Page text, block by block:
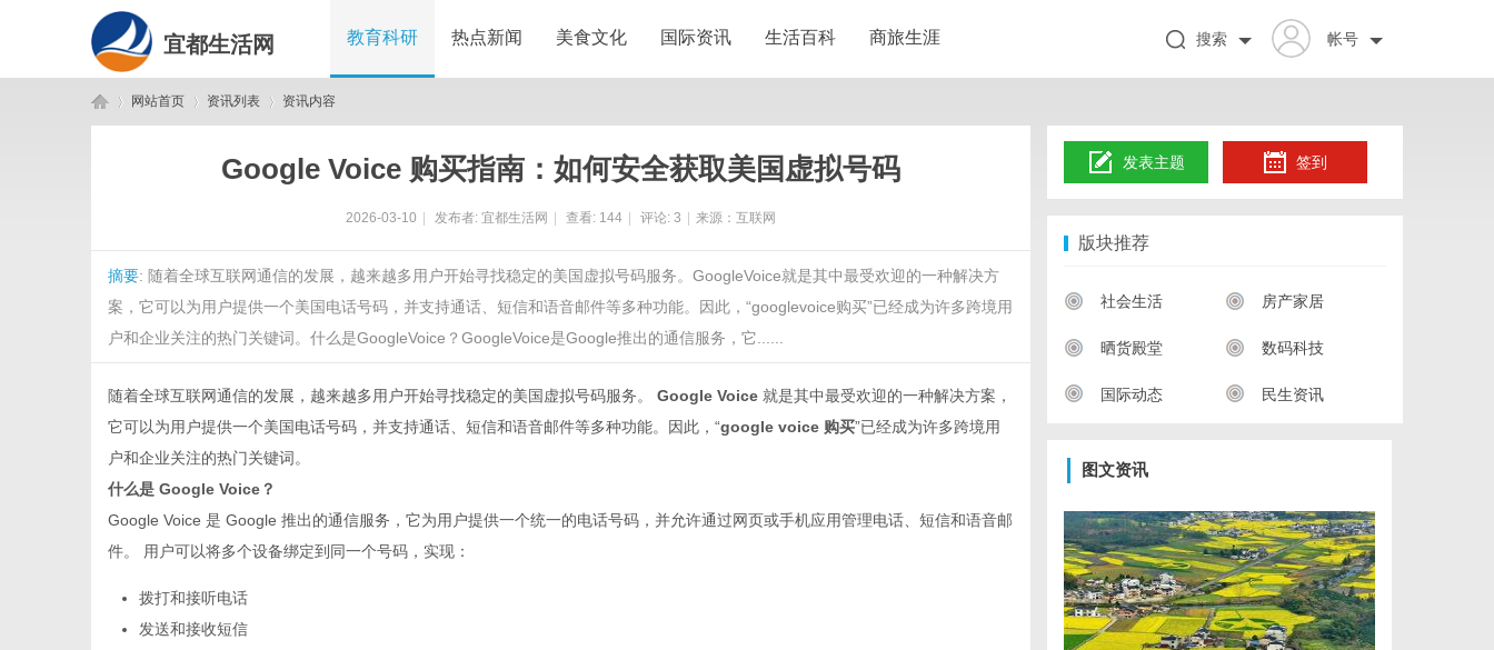
宜都生活网 教育科研 热点新闻 美食文化 国际资讯 生活百科 商旅生涯 帐号
搜索
网站首页 资讯列表 资讯内容
Google Voice 购买指南：如何安全获取美国虚拟号码
2026-03-10 发布者: 宜都生活网 查看: 144 评论: 3 来源：互联网
摘要: 随着全球互联网通信的发展，越来越多用户开始寻找稳定的美国虚拟号码服务。GoogleVoice就是其中最受欢迎的一种解决方
案，它可以为用户提供一个美国电话号码，并支持通话、短信和语音邮件等多种功能。因此，“googlevoice购买”已经成为许多跨境用
户和企业关注的热门关键词。什么是GoogleVoice？GoogleVoice是Google推出的通信服务，它......
随着全球互联网通信的发展，越来越多用户开始寻找稳定的美国虚拟号码服务。 Google Voice 就是其中最受欢迎的一种解决方案，
它可以为用户提供一个美国电话号码，并支持通话、短信和语音邮件等多种功能。因此，“google voice 购买”已经成为许多跨境用
户和企业关注的热门关键词。
什么是 Google Voice？
Google Voice 是 Google 推出的通信服务，它为用户提供一个统一的电话号码，并允许通过网页或手机应用管理电话、短信和语音邮
件。 用户可以将多个设备绑定到同一个号码，实现：
拨打和接听电话
发送和接收短信
发表主题 签到
版块推荐
社会生活 房产家居
晒货殿堂 数码科技
国际动态 民生资讯
图文资讯